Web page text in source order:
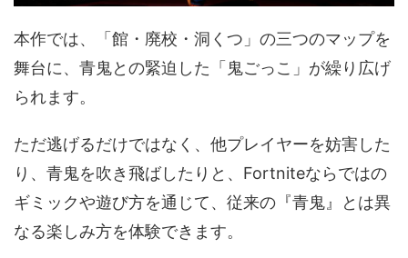
本作では、「館・廃校・洞くつ」の三つのマップを
舞台に、青鬼との緊迫した「鬼ごっこ」が繰り広げ
られます。
ただ逃げるだけではなく、他プレイヤーを妨害した
り、青鬼を吹き飛ばしたりと、Fortniteならではの
ギミックや遊び方を通じて、従来の『青鬼』とは異
なる楽しみ方を体験できます。